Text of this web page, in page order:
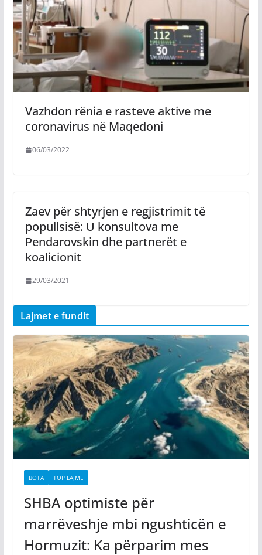
Vazhdon rënia e rasteve aktive me
coronavirus në Maqedoni
06/03/2022
Zaev për shtyrjen e regjistrimit të
popullsisë: U konsultova me
Pendarovskin dhe partnerët e
koalicionit
29/03/2021
Lajmet e fundit
BOTA TOP LAJME
SHBA optimiste për
marrëveshje mbi ngushticën e
Hormuzit: Ka përparim mes